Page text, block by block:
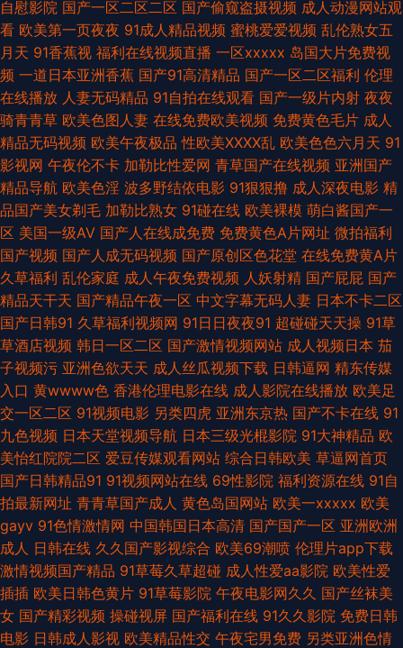
欧美A∨在线观看 熟女福利导航 AV色欲蜜桃天堂 福利AV一区 欧美色图网址
四虎欧美性爱影院 AV高清在线播放 韩日韩有码 人妖色色狼网站 午夜激情按
摩 国产七页 男人和女人操国产 日韩色片在线看 白丝jk高潮喷水 国产资源网
欧洲人妻丰满 午夜福利五月天 99色色伦 福利社区一二 久久草国产精品 日韩
免看一级a 亚洲色图五月天 成人自慰网站 激情综合网中国 日日夜夜网 18岁
成人片 海角社区母子 深夜影院深a 影音先锋男潮吹 成人电影香蕉视频 玖玖
精品国产 日韩三极片 伊人影音成人网 91网页在线观看 wwww无码 久热青
草 日韩福利视频导航 午夜情色av 91aV免费视频 91自摸 韩国美女A级片 欧
美情色图文 深夜福利入口 91人人看 TS人妖色情网 男人天堂无码av 三级片
导航 性生活A级视频 91人妻爽 99re情色 男人天堂网在线 视频福利在线看 伊
人青青香蕉 91色惰网 99欧美操碰 老司机香蕉久久 日韩第1页 午夜福利院
91N 做爱91 91只有精品 黄色A片网 人妖丝袜H 熟妇性交 亚洲成人中文网 91
久久 AV诱惑网址 九九爱热 人妻重口味 天美免费mv 亚洲影院老司机 91给我
女成人 久草手机在线视频 日韩免费毛片 先锋AV爽爽爽 91精品国产白丝 成人
自慰影院 国产一区二区二区 国产偷窥盗摄视频 成人动漫网站观
看 欧美第一页夜夜 91成人精品视频 蜜桃爱爱视频 乱伦熟女五
月天 91香蕉视 福利在线视频直播 一区xxxxx 岛国大片免费视
频 一道日本亚洲香蕉 国产91高清精品 国产一区二区福利 伦理
在线播放 人妻无码精品 91自拍在线观看 国产一级片内射 夜夜
骑青青草 欧美色图人妻 在线免费欧美视频 免费黄色毛片 成人
精品无码视频 欧美午夜极品 性欧美ⅩⅩⅩⅩ乱 欧美色色六月天 91
影视网 午夜伦不卡 加勒比性爱网 青草国产在线视频 亚洲国产
精品导航 欧美色淫 波多野结依电影 91狠狠撸 成人深夜电影 精
品国产美女剃毛 加勒比熟女 91碰在线 欧美裸模 萌白酱国产一
区 美国一级AV 国产人在线成免费 免费黄色A片网址 微拍福利
国产视频 国产人成无码视频 国产原创区色花堂 在线免费黄A片
久草福利 乱伦家庭 成人午夜免费视频 人妖射精 国产屁屁 国产
精品天干天 国产精品午夜一区 中文字幕无码人妻 日本不卡二区
国产日韩91 久草福利视频网 91日日夜夜91 超碰碰天天操 91草
草酒店视频 韩日一区二区 国产激情视频网站 成人视频日本 茄
子视频污 亚洲色欲天天 成人丝瓜视频下载 日韩逼网 精东传媒
入口 黄wwww色 香港伦理电影在线 成人影院在线播放 欧美足
交一区二区 91视频电影 另类四虎 亚洲东京热 国产不卡在线 91
九色视频 日本天堂视频导航 日本三级光棍影院 91大神精品 欧
美怡红院院二区 爱豆传媒观看网站 综合日韩欧美 草逼网首页
国产日韩精品91 91视频网站在线 69性影院 福利资源在线 91自
拍最新网址 青青草国产成人 黄色岛国网站 欧美一xxxxx 欧美
gayv 91色情激情网 中国韩国日本高清 国产国产一区 亚洲欧洲
成人 日韩在线 久久国产影视综合 欧美69潮喷 伦理片app下载
激情视频国产精品 91草莓久草超碰 成人性爱aa影院 欧美性爱
插插 欧美日韩色黄片 91草莓影院 午夜电影网久久 国产丝袜美
女 国产精彩视频 操碰视屏 国产福利在线 91久久影院 免费日韩
电影 日韩成人影视 欧美精品性交 午夜宅男免费 另类亚洲色情